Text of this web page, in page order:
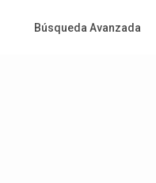
Búsqueda Avanzada